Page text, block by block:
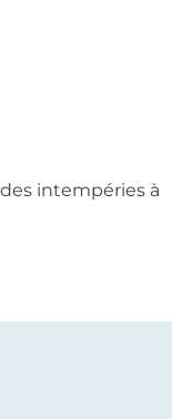
intempéries à